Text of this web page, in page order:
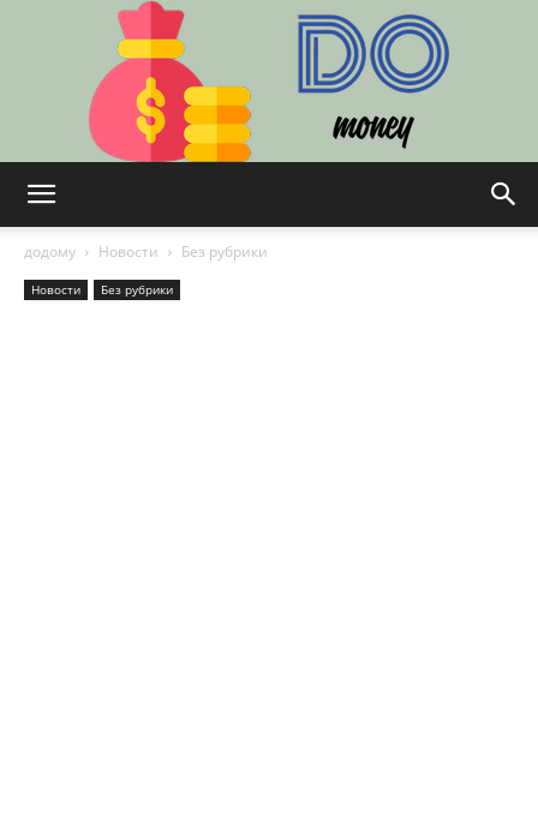
додому
Новости Без рубрики
Новости Без рубрики